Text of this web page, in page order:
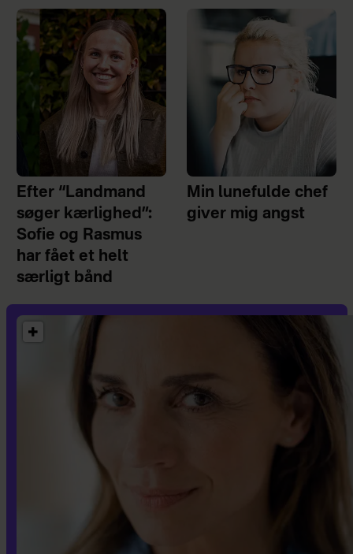
Efter “Landmand
søger kærlighed”:
Sofie og Rasmus
har fået et helt
særligt bånd
Min lunefulde chef
giver mig angst